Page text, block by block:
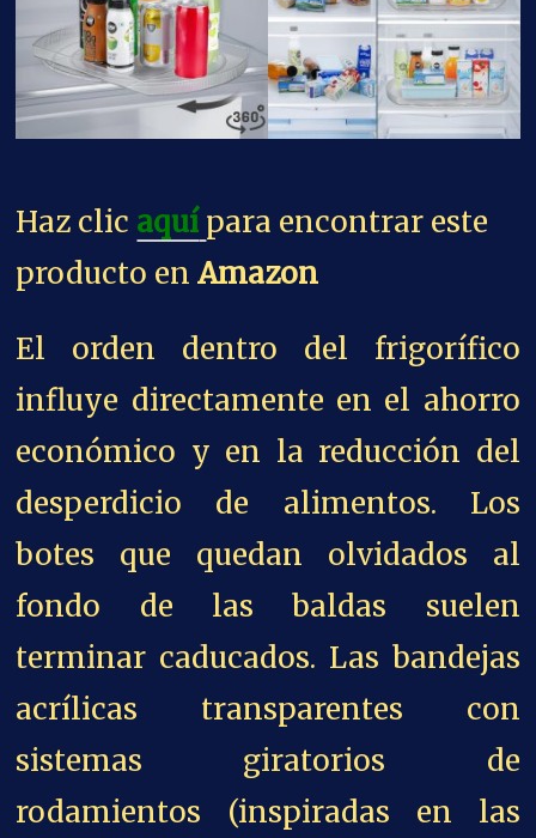
Haz clic aquí para encontrar este
producto enAmazon
El orden dentro del frigorífico
influye directamente en el ahorro
económico y en la reducción del
desperdicio de alimentos. Los
botes que quedan olvidados al
fondo de las baldas suelen
terminar caducados. Las bandejas
acrílicas transparentes con
sistemas giratorios de
rodamientos (inspiradas en las